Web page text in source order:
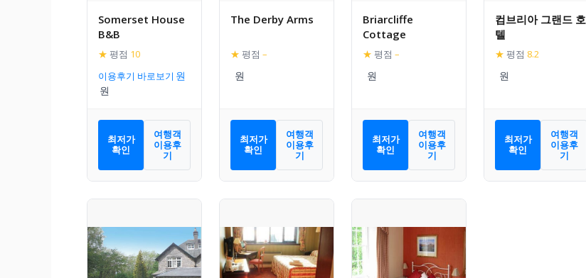
Somerset House
B&B
★ 평점 10
이용후기 바로보기
최저가
확인
여행객
이용후
기
The Derby Arms
★ 평점 –
최저가
확인
여행객
이용후
기
Briarcliffe
Cottage
★ 평점 –
최저가
확인
여행객
이용후
기
컴브리아 그랜드 호
텔
★ 평점 8.2
최저가
확인
여행객
이용후
기